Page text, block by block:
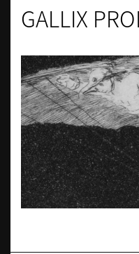
GALLIX